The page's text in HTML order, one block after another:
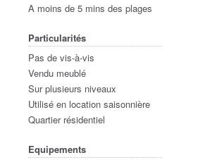
A moins de 5 mins des plages
Particularités
Pas de vis-à-vis
Vendu meublé
Sur plusieurs niveaux
Utilisé en location saisonnière
Quartier résidentiel
Equipements